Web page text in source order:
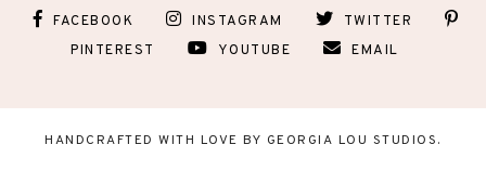
FACEBOOK INSTAGRAM
TWITTER
PINTEREST
YOUTUBE EMAIL
HANDCRAFTED WITH LOVE BY GEORGIA LOU STUDIOS.